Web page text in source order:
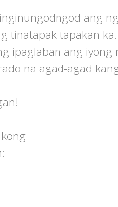
ang
tinatapak-tapakan ka.
ipaglaban ang iyong
na agad-agad